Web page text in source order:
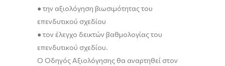
● την αξιολόγηση βιωσιμότητας του
επενδυτικού σχεδίου
● τον έλεγχο δεικτών βαθμολογίας του
επενδυτικού σχεδίου.
Ο Οδηγός Αξιολόγησης θα αναρτηθεί στον